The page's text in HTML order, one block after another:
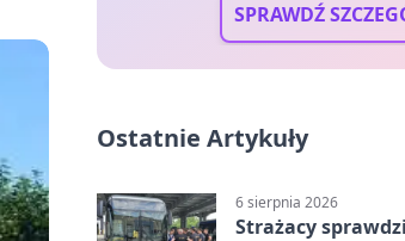
SPRAWDŹ
Ostatnie Artykuły
6 sierpnia 2026
Strażacy